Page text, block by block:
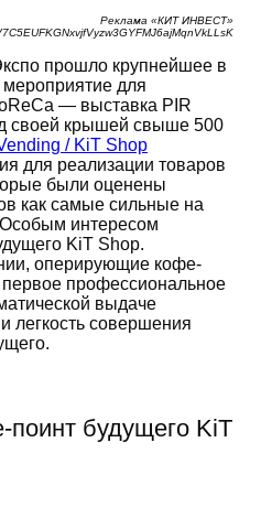
Реклама «КИТ ИНВЕСТ»
прошло крупнейшее в
для
— выставка PIR
своей крышей свыше 500
/ KiT Shop
для реализации товаров
были оценены
как самые сильные на
интересом
KiT Shop.
оперирующие кофе-
профессиональное
выдаче
легкость совершения
будущего KiT